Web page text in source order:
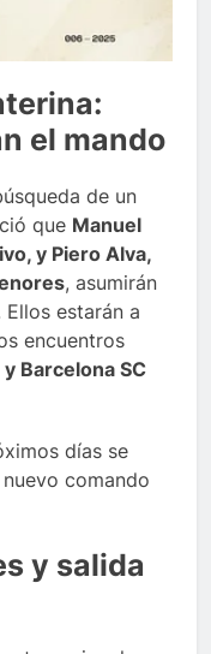
el mando
de un
que Manuel
y Piero Alva,
, asumirán
estarán a
encuentros
Barcelona SC
días se
comando
y salida